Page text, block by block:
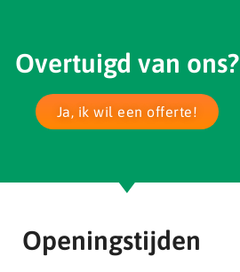
Overtuigd van ons?
Ja, ik wil een offerte!
Openingstijden